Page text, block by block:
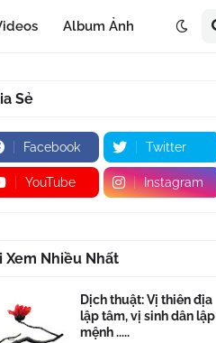
Album Ảnh
Sẻ
Facebook Twitter
YouTube Instagram
Xem Nhiều Nhất
Dịch thuật: Vị thiên địa
lập tâm, vị sinh dân lập
mệnh .....